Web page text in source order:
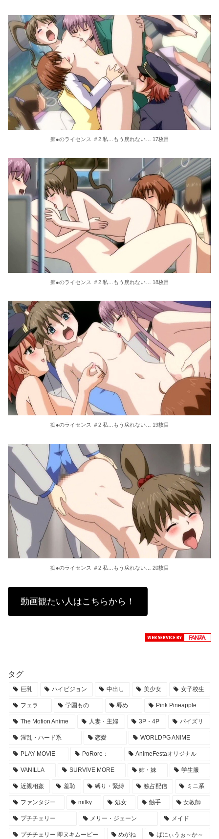
痴●のライセンス ＃2 私…もう戻れない… 17枚目
痴●のライセンス ＃2 私…もう戻れない… 18枚目
痴●のライセンス ＃2 私…もう戻れない… 19枚目
痴●のライセンス ＃2 私…もう戻れない… 20枚目
動画観たい人はこちらから！
タグ
巨乳 ハイビジョン 中出し 美少女 女子校生
フェラ 学園もの 辱め Pink Pineapple
The Motion Anime 人妻・主婦 3P・4P パイズリ
淫乱・ハード系 恋愛 WORLDPG ANIME
PLAY MOVIE PoRore： AnimeFestaオリジナル
VANILLA SURVIVE MORE 姉・妹 学生服
近親相姦 羞恥 縛り・緊縛 独占配信 ミニ系
ファンタジー milky 処女 触手 女教師
プチチェリー メリー・ジェーン メイド
プチチェリー 即ヌキムービー めがね ばにぃうぉ～か～